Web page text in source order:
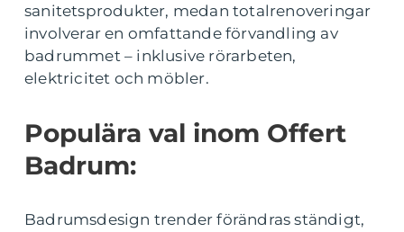
sanitetsprodukter, medan totalrenoveringar
involverar en omfattande förvandling av
badrummet – inklusive rörarbeten,
elektricitet och möbler.
Populära val inom Offert
Badrum:
Badrumsdesign trender förändras ständigt,